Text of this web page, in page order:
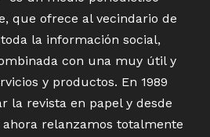
que ofrece al vecindario de
la información social,
con una muy útil y
y productos. En 1989
la revista en papel y desde
relanzamos totalmente